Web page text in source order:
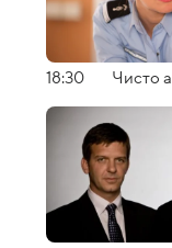
18:30 Чисто